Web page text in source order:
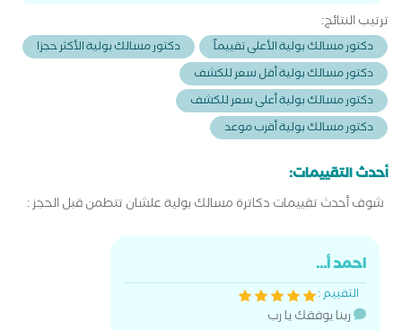
ترتيب النتائج:
دكتور مسالك بولية الأعلى تقييماً
دكتور مسالك بولية الأكثر حجزا
دكتور مسالك بولية أقل سعر للكشف
دكتور مسالك بولية أعلى سعر للكشف
دكتور مسالك بولية أقرب موعد
أحدث التقييمات:
شوف أحدث تقييمات دكاترة مسالك بولية علشان تتطمن قبل الحجز :
احمد أ...
التقييم :
ربنا يوفقك يا رب